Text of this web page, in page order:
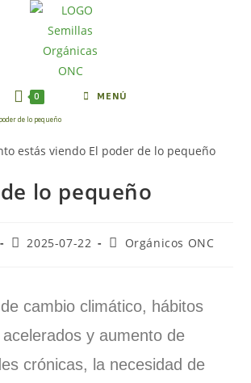
0 MENÚ
de lo pequeño
lo pequeño
2025-07-22 Orgánicos ONC
cambio climático, hábitos
y aumento de
crónicas, la necesidad de